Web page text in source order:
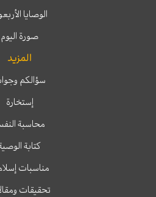
الوصايا
صورة اليوم
المزيد
سؤالكم
إستخارة
محاسبة
كتابة
مناسبات
تحقيقات